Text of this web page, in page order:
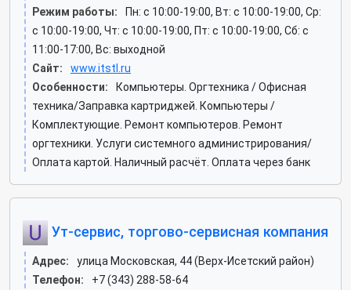
Режим работы:
Пн: c 10:00-19:00, Вт: c 10:00-19:00, Ср:
c 10:00-19:00, Чт: c 10:00-19:00, Пт: c 10:00-19:00, Сб: c
11:00-17:00, Вс: выходной
Сайт:
www.itstl.ru
Особенности:
Компьютеры. Оргтехника / Офисная
техника/Заправка картриджей. Компьютеры /
Комплектующие. Ремонт компьютеров. Ремонт
оргтехники. Услуги системного администрирования/
Оплата картой. Наличный расчёт. Оплата через банк
Ут-сервис, торгово-сервисная компания
Адрес:
улица Московская, 44 (Верх-Исетский район)
Телефон:
+7 (343) 288-58-64